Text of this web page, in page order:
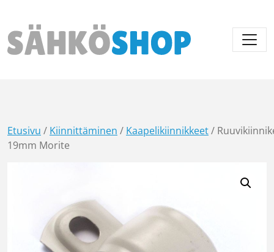
Päävalikko
Etusivu / Kiinnittäminen / Kaapelikiinnikkeet/
19mm Morite